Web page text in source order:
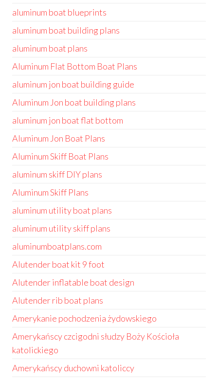
aluminum boat blueprints
aluminum boat building plans
aluminum boat plans
Aluminum Flat Bottom Boat Plans
aluminum jon boat building guide
Aluminum Jon boat building plans
aluminum jon boat flat bottom
Aluminum Jon Boat Plans
Aluminum Skiff Boat Plans
aluminum skiff DIY plans
Aluminum Skiff Plans
aluminum utility boat plans
aluminum utility skiff plans
aluminumboatplans.com
Alutender boat kit 9 foot
Alutender inflatable boat design
Alutender rib boat plans
Amerykanie pochodzenia żydowskiego
Amerykańscy czcigodni słudzy Boży Kościoła
katolickiego
Amerykańscy duchowni katoliccy